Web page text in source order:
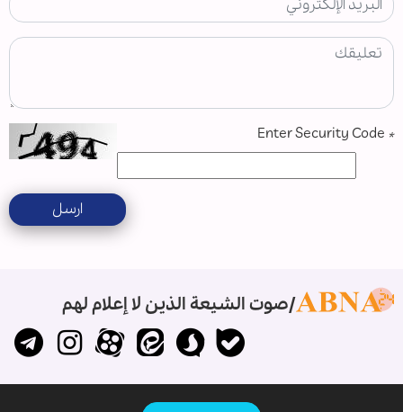
*
ارسل
صوت الشيعة الذين لا إعلام لهم